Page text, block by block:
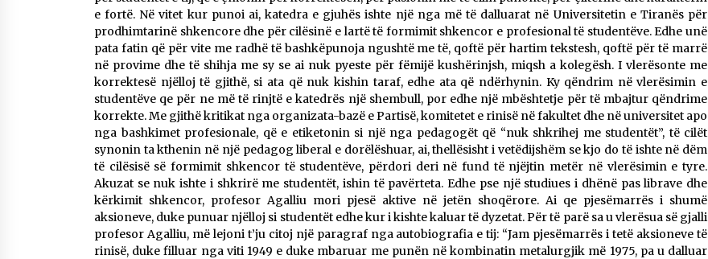
e fortë. Në vitet kur punoi ai, katedra e gjuhës ishte një nga më të dalluarat në Universitetin e Tiranës për
prodhimtarinë shkencore dhe për cilësinë e lartë të formimit shkencor e profesional të studentëve. Edhe unë
pata fatin që për vite me radhë të bashkëpunoja ngushtë me të, qoftë për hartim tekstesh, qoftë për të marrë
në provime dhe të shihja me sy se ai nuk pyeste për fëmijë kushërinjsh, miqsh a kolegësh. I vlerësonte me
korrektesë njëlloj të gjithë, si ata që nuk kishin taraf, edhe ata që ndërhynin. Ky qëndrim në vlerësimin e
studentëve qe për ne më të rinjtë e katedrës një shembull, por edhe një mbështetje për të mbajtur qëndrime
korrekte. Me gjithë kritikat nga organizata-bazë e Partisë, komitetet e rinisë në fakultet dhe në universitet apo
nga bashkimet profesionale, që e etiketonin si një nga pedagogët që “nuk shkrihej me studentët”, të cilët
synonin ta kthenin në një pedagog liberal e dorëlëshuar, ai, thellësisht i vetëdijshëm se kjo do të ishte në dëm
të cilësisë së formimit shkencor të studentëve, përdori deri në fund të njëjtin metër në vlerësimin e tyre.
Akuzat se nuk ishte i shkrirë me studentët, ishin të pavërteta. Edhe pse një studiues i dhënë pas librave dhe
kërkimit shkencor, profesor Agalliu mori pjesë aktive në jetën shoqërore. Ai qe pjesëmarrës i shumë
aksioneve, duke punuar njëlloj si studentët edhe kur i kishte kaluar të dyzetat. Për të parë sa u vlerësua së gjalli
profesor Agalliu, më lejoni t’ju citoj një paragraf nga autobiografia e tij: “Jam pjesëmarrës i tetë aksioneve të
rinisë, duke filluar nga viti 1949 e duke mbaruar me punën në kombinatin metalurgjik më 1975, pa u dalluar